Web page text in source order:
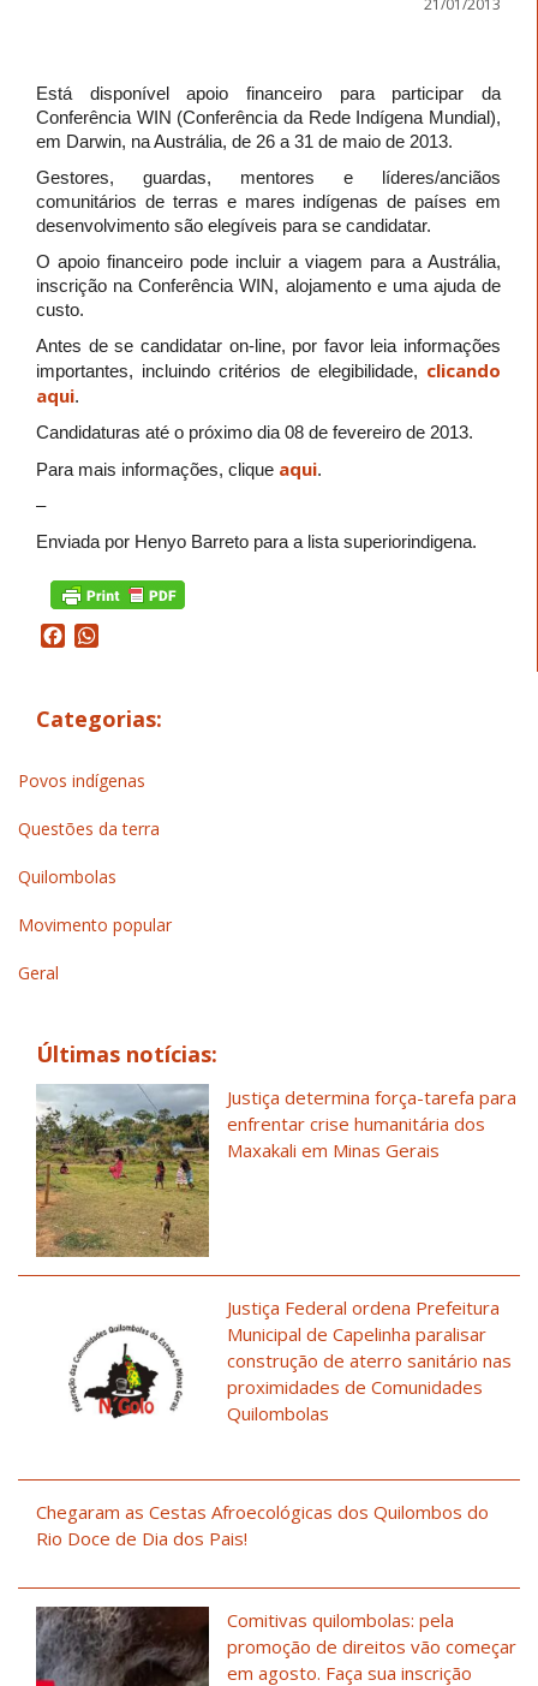
Está disponível apoio financeiro para participar da
Conferência WIN (Conferência da Rede Indígena Mundial),
em Darwin, na Austrália, de 26 a 31 de maio de 2013.
Gestores, guardas, mentores e líderes/anciãos
comunitários de terras e mares indígenas de países em
desenvolvimento são elegíveis para se candidatar.
O apoio financeiro pode incluir a viagem para a Austrália,
inscrição na Conferência WIN, alojamento e uma ajuda de
custo.
Antes de se candidatar on-line, por favor leia informações
importantes, incluindo critérios de elegibilidade, clicando
aqui.
Candidaturas até o próximo dia 08 de fevereiro de 2013.
Para mais informações, clique aqui.
–
Enviada por Henyo Barreto para a lista superiorindigena.
Facebook
Categorias:
Povos indígenas
Questões da terra
Quilombolas
Movimento popular
Geral
Últimas notícias:
Justiça determina força-tarefa para
enfrentar crise humanitária dos
Maxakali em Minas Gerais
Justiça Federal ordena Prefeitura
Municipal de Capelinha paralisar
construção de aterro sanitário nas
proximidades de Comunidades
Quilombolas
Chegaram as Cestas Afroecológicas dos Quilombos do
Rio Doce de Dia dos Pais!
Comitivas quilombolas: pela
promoção de direitos vão começar
em agosto. Faça sua inscrição